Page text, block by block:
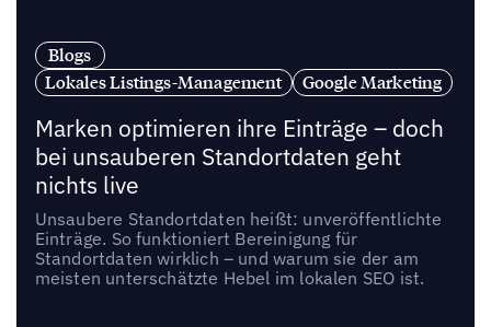
Blogs
Lokales Listings-Management
Google Marketing
Marken optimieren ihre Einträge – doch
bei unsauberen Standortdaten geht
nichts live
Unsaubere Standortdaten heißt: unveröffentlichte
Einträge. So funktioniert Bereinigung für
Standortdaten wirklich – und warum sie der am
meisten unterschätzte Hebel im lokalen SEO ist.